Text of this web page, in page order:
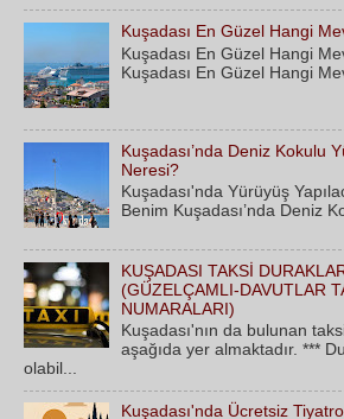
Kuşadası En Güzel Hangi
Kuşadası En Güzel Hangi
Kuşadası En Güzel Hangi
Kuşadası’nda Deniz Kokulu
Neresi?
Kuşadası'nda Yürüyüş
Benim Kuşadası’nda Deniz
KUŞADASI TAKSİ
(GÜZELÇAMLI-DAVUTLAR
NUMARALARI)
Kuşadası'nın da bulunan
aşağıda yer almaktadır. ***
olabil...
Kuşadası'nda Ücretsiz